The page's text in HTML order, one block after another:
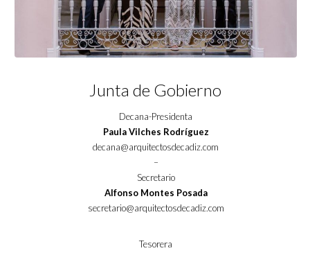
Junta de Gobierno
Decana-Presidenta
Paula Vilches Rodríguez
decana@arquitectosdecadiz.com
–
Secretario
Alfonso Montes Posada
secretario@arquitectosdecadiz.com
Tesorera